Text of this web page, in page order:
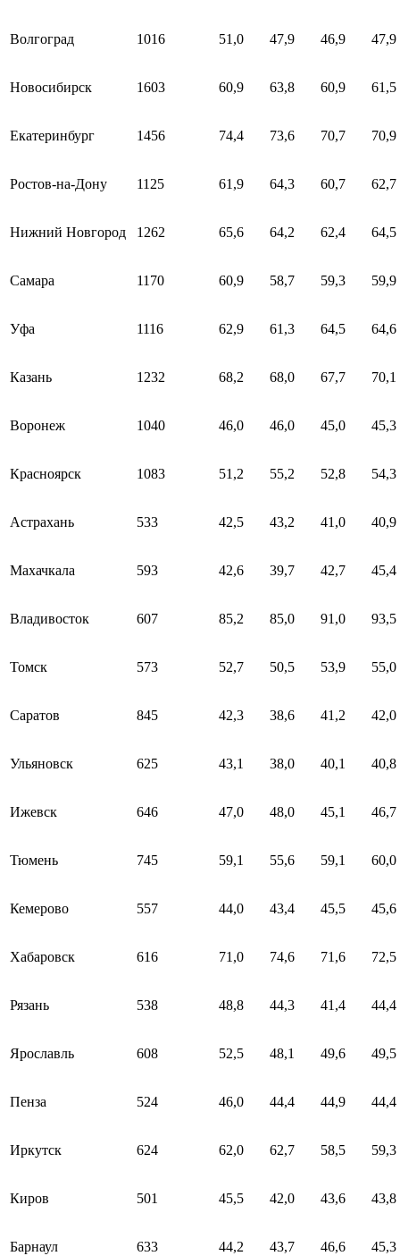
Волгоград 1016 51,0 47,9 46,9 47,9
Новосибирск 1603 60,9 63,8 60,9 61,5
Екатеринбург 1456 74,4 73,6 70,7 70,9
Ростов-на-Дону 1125 61,9 64,3 60,7 62,7
Нижний Новгород 1262 65,6 64,2 62,4 64,5
Самара 1170 60,9 58,7 59,3 59,9
Уфа 1116 62,9 61,3 64,5 64,6
Казань 1232 68,2 68,0 67,7 70,1
Воронеж 1040 46,0 46,0 45,0 45,3
Красноярск 1083 51,2 55,2 52,8 54,3
Астрахань 533 42,5 43,2 41,0 40,9
Махачкала 593 42,6 39,7 42,7 45,4
Владивосток 607 85,2 85,0 91,0 93,5
Томск 573 52,7 50,5 53,9 55,0
Саратов 845 42,3 38,6 41,2 42,0
Ульяновск 625 43,1 38,0 40,1 40,8
Ижевск 646 47,0 48,0 45,1 46,7
Тюмень 745 59,1 55,6 59,1 60,0
Кемерово 557 44,0 43,4 45,5 45,6
Хабаровск 616 71,0 74,6 71,6 72,5
Рязань 538 48,8 44,3 41,4 44,4
Ярославль 608 52,5 48,1 49,6 49,5
Пенза 524 46,0 44,4 44,9 44,4
Иркутск 624 62,0 62,7 58,5 59,3
Киров 501 45,5 42,0 43,6 43,8
Барнаул 633 44,2 43,7 46,6 45,3